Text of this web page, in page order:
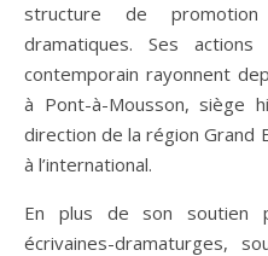
structure de
dramatiques. Ses
contemporain rayonnent
à Pont-à-Mousson, siège
direction de la région
à l’international.
En plus de son soutien
écrivaines-dramaturges,